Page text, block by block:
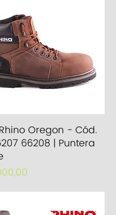
Vista rápida
Oregon - Cód.
66208 | Puntera